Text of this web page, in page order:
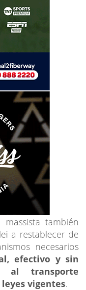
también
a restablecer de
necesarios
efectivo y sin
al transporte
vigentes.